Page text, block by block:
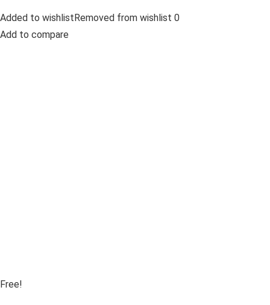
Added to wishlistRemoved from wishlist 0
Add to compare
Free!